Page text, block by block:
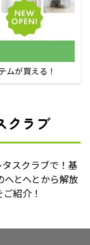
ムが買える！
クラブ
スクラブで！基
とへとから解放
紹介！